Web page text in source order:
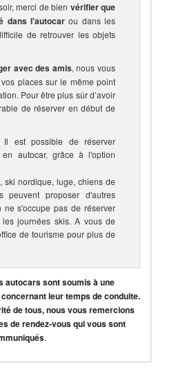
merci de bien vérifier que
dans l'autocarou dans les
de retrouver les objets
avec des amis, nous vous
places sur le même point
Pour être plus sûr d’avoir
de réserver en début de
est possible de réserver
autocar, grâce à l'option
ski nordique, luge, chiens de
peuvent proposer d'autres
ne s'occupe pas de réserver
journées skis. A vous de
de tourisme pour plus de
autocars sont soumis à une
leur temps de conduite.
de tous, nous vous remercions
de rendez-vous qui vous sont
.